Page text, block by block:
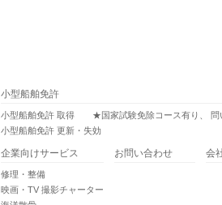
小型船舶免許
小型船舶免許 取得 ★国家試験免除コース有り、 問
小型船舶免許 更新・失効
企業向けサービス
修理・整備
映画・TV 撮影チャーター
お問い合わせ 会